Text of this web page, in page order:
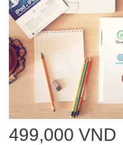
Powerpoint
ACCA
499,000 VND